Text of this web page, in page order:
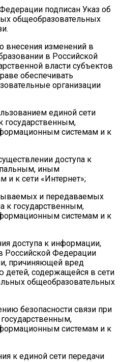
подписан Указ об
общеобразовательных
внесения изменений в
в Российской
власти субъектов
обеспечивать
организации
единой сети
государственным,
системам и к
доступа к
иным
к сети «Интернет»;
и передаваемых
к государственным,
системам и к
доступа к информации,
Российской Федерации
причиняющей вред
содержащейся в сети
общеобразовательных
безопасности связи при
системам и к
к единой сети передачи